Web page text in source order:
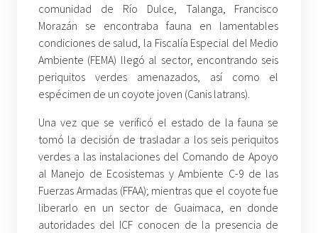
comunidad de Río Dulce, Talanga, Francisco
Morazán se encontraba fauna en lamentables
condiciones de salud, la Fiscalía Especial del Medio
Ambiente (FEMA) llegó al sector, encontrando seis
periquitos verdes amenazados, así como el
espécimen de un coyote joven (Canis latrans).
Una vez que se verificó el estado de la fauna se
tomó la decisión de trasladar a los seis periquitos
verdes a las instalaciones del Comando de Apoyo
al Manejo de Ecosistemas y Ambiente C-9 de las
Fuerzas Armadas (FFAA); mientras que el coyote fue
liberarlo en un sector de Guaimaca, en donde
autoridades del ICF conocen de la presencia de